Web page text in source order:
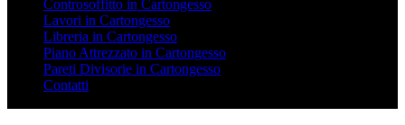
Controsoffitto in Cartongesso
Lavori in Cartongesso
Libreria in Cartongesso
Piano Attrezzato in Cartongesso
Pareti Divisorie in Cartongesso
Contatti